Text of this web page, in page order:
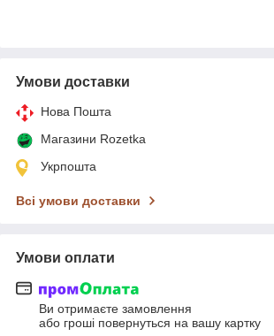
Умови доставки
Нова Пошта
Магазини Rozetka
Укрпошта
Всі умови доставки
Умови оплати
Ви отримаєте замовлення
або гроші повернуться на вашу картку